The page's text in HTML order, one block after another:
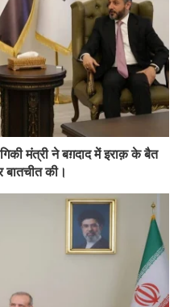
मंत्री ने बग़दाद में इराक़ के बैत
की।